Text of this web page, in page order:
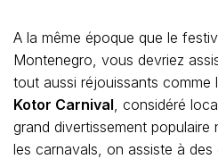
A la même époque que le
Montenegro, vous devriez
tout aussi réjouissants comme
Kotor Carnival , considéré
grand divertissement populaire
les carnavals, on assiste à